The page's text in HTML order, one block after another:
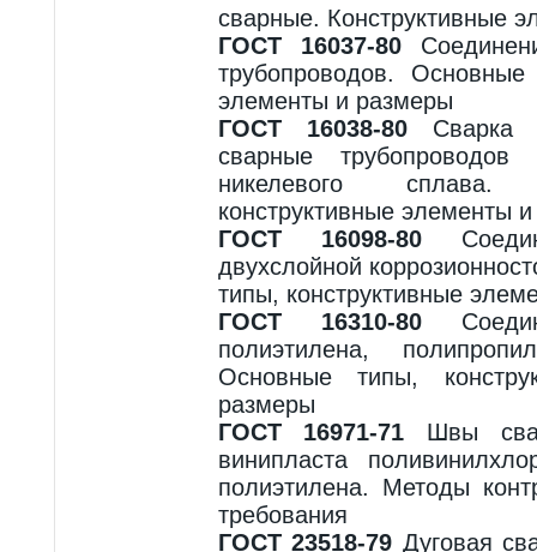
сварные. Конструктивные
ГОСТ 16037-80
трубопроводов. Основные
элементы и размеры
ГОСТ 16038-80Сварка
сварные
никелевого
конструктивные элементы
ГОСТ 16098-80
двухслойной
типы, конструктивные
ГОСТ 16310-80
полиэтилена,
Основные типы,
размеры
ГОСТ 16971-71 Швы
винипласта
полиэтилена. Методы
требования
ГОСТ 23518-79 Дуговая